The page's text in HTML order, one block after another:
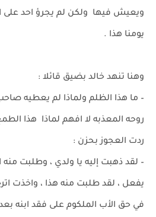
ويعيش فيها ولكن لم يجرؤ احد على
يومنا هذا .
وهنا تنهد خالد بضيق قائلا :
– ما هذا الظلم ولماذا لم يعطيه
روحه المعذبه لا افهم لماذا هذا
ردت العجوز بحزن :
– لقد ذهبت إليه يا ولدي ، وطلبت
يفعل ، لقد طلبت منه هذا ، واخذت
في حق الأب الملكوم على فقد ابنه